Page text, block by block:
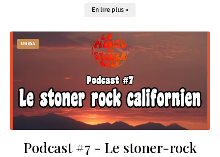
En lire plus »
UNIDA
Podcast #7 - Le stoner-rock